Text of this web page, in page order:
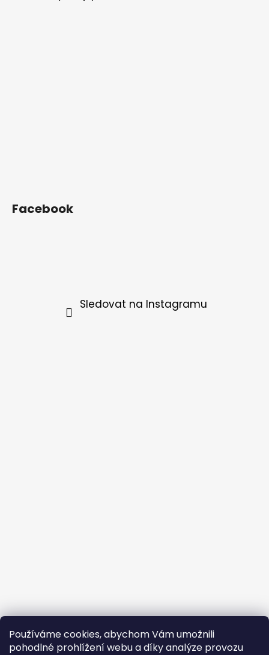
Používáme cookies, abychom Vám umožnili
pohodlné prohlížení webu a díky analýze provozu
Facebook
Sledovat na Instagramu